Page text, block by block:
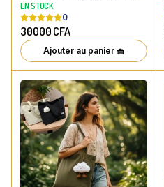
EN STOCK
0
30000 CFA
Ajouter au panier 🧺